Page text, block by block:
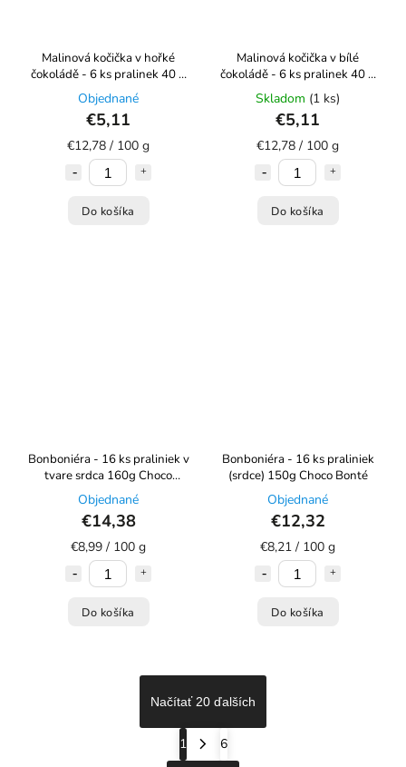
Malinová kočička v hořké
čokoládě - 6 ks pralinek 40 g
Choco Bonté
Objednané
€5,11
€12,78 / 100 g
Do košíka
Malinová kočička v bílé
čokoládě - 6 ks pralinek 40 g
Choco Bonté
Skladom (1 ks)
€5,11
€12,78 / 100 g
Do košíka
Bonboniéra - 16 ks praliniek v
tvare srdca 160g Choco
Bonté
Objednané
€14,38
€8,99 / 100 g
Do košíka
Bonboniéra - 16 ks praliniek
(srdce) 150g Choco Bonté
Objednané
€12,32
€8,21 / 100 g
Do košíka
Načítať 20 ďalších
1
6